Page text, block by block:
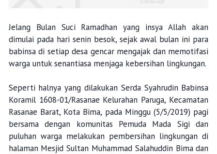
Jelang Bulan Suci Ramadhan yang insya Allah akan
dimulai pada hari senin besok, sejak awal bulan ini para
babinsa di setiap desa gencar mengajak dan memotifasi
warga untuk senantiasa menjaga kebersihan lingkungan.
Seperti halnya yang dilakukan Serda Syahrudin Babinsa
Koramil 1608-01/Rasanae Kelurahan Paruga, Kecamatan
Rasanae Barat, Kota Bima, pada Minggu (5/5/2019) pagi
bersama dengan komunitas Pemuda Mada Sigi dan
puluhan warga melakukan pembersihan lingkungan di
halaman Mesjid Sultan Muhammad Salahuddin Bima dan